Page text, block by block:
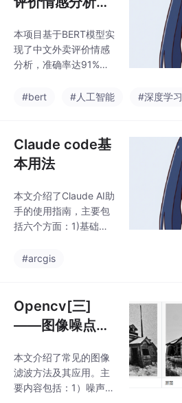
引优化等核心优势，适
用于高并发、大数据量
的生产环境。其典型应
检索。部署方式灵活，
etes集群均可支持。建
议根据项目规模选择工
具：原型
本项目基于BERT模型实
现了中文外卖评价情感
分析，准确率达91%。
（正面4,000/负面8,00
略，在PyTorch框架下
构建了包含数据预处
理、模型训练和评估的
型快速收敛且泛化良
好，但存在轻微过拟
合。项目验证了预训练
的有效性，未来可通过
能。该案例为理解
#bert #人工智能 #深度学习
Claude code基
本用法
本文介绍了Claude AI助
手的使用指南，主要包
括六个方面：1)基础命
clear等操作；2)Claude
4)自定义命令创建方
法；5)Hook机制配置；
6)SubAgent并行任务
管理、对话控制、记忆
模式、IDE集成等核心功
能，以及如何通过配置
#arcgis
Opencv[三]
——图像噪点消
本文介绍了常见的图像
滤波方法及其应用。主
要内容包括：1）噪声类